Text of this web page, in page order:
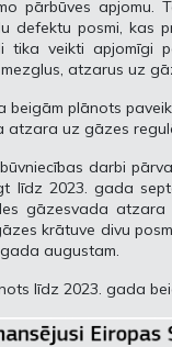
pārbūves
defektu posmi, kas
tika veikti apjomīgi
atzarus uz
beigām plānots
uz gāzes
darbi
līdz 2023. gada
gāzesvada
krātuve divu
augustam.
līdz 2023. gada